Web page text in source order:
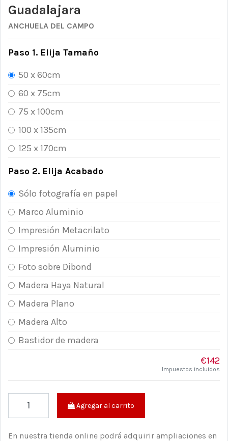
Guadalajara
ANCHUELA DEL CAMPO
Paso 1. Elija Tamaño
50 x 60cm
60 x 75cm
75 x 100cm
100 x 135cm
125 x 170cm
Paso 2. Elija Acabado
Sólo fotografía en papel
Marco Aluminio
Impresión Metacrilato
Impresión Aluminio
Foto sobre Dibond
Madera Haya Natural
Madera Plano
Madera Alto
Bastidor de madera
€142
Impuestos incluidos
Agregar al carrito
En nuestra tienda online podrá adquirir ampliaciones en